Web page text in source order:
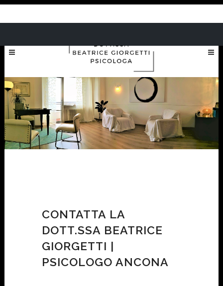
CONTATTA LA
DOTT.SSA BEATRICE
GIORGETTI |
PSICOLOGO ANCONA